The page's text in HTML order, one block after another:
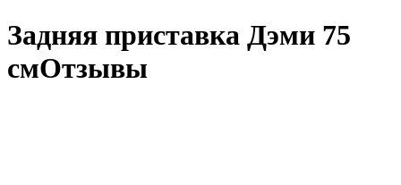
Задняя приставка Дэми 75
смОтзывы